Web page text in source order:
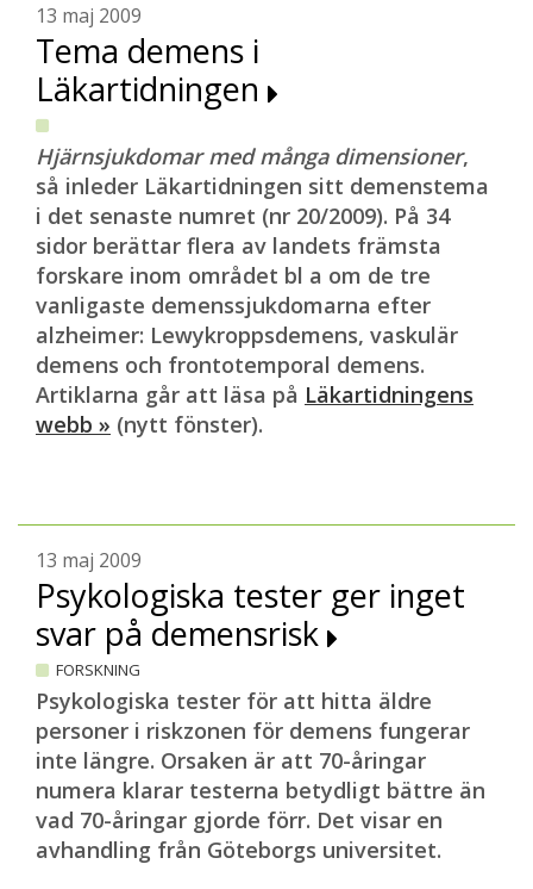
13 maj 2009
Tema demens i
Läkartidningen
Hjärnsjukdomar med många dimensioner,
så inleder Läkartidningen sitt demenstema
i det senaste numret (nr 20/2009). På 34
sidor berättar flera av landets främsta
forskare inom området bl a om de tre
vanligaste demenssjukdomarna efter
alzheimer: Lewykroppsdemens, vaskulär
demens och frontotemporal demens.
Artiklarna går att läsa på Läkartidningens
webb » (nytt fönster).
13 maj 2009
Psykologiska tester ger inget
svar på demensrisk
FORSKNING
Psykologiska tester för att hitta äldre
personer i riskzonen för demens fungerar
inte längre. Orsaken är att 70-åringar
numera klarar testerna betydligt bättre än
vad 70-åringar gjorde förr. Det visar en
avhandling från Göteborgs universitet.